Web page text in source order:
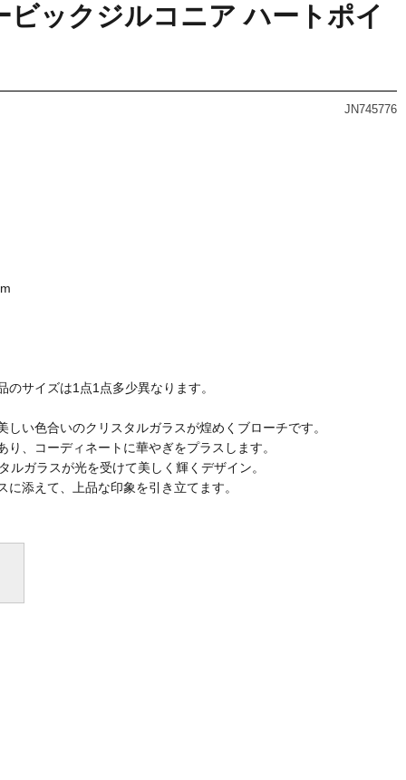
ビックジルコニア ハートポイ
JN745776
サイズは1点1点多少異なります。
い色合いのクリスタルガラスが煌めくブローチです。
ーディネートに華やぎをプラスします。
スが光を受けて美しく輝くデザイン。
て、上品な印象を引き立てます。